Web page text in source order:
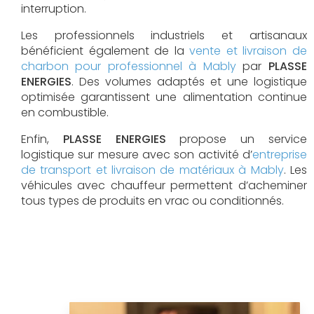
interruption.
Les professionnels industriels et artisanaux
bénéficient également de lavente et livraison de
charbon pour professionnel à Mably par PLASSE
ENERGIES. Des volumes adaptés et une logistique
optimisée garantissent une alimentation continue
en combustible.
Enfin, PLASSE ENERGIES propose un service
logistique sur mesure avec son activité d’entreprise
de transport et livraison de matériaux à Mably. Les
véhicules avec chauffeur permettent d’acheminer
tous types de produits en vrac ou conditionnés.